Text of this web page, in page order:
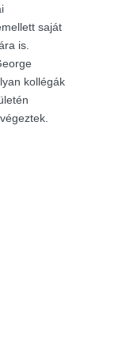
saját
is.
kollégák